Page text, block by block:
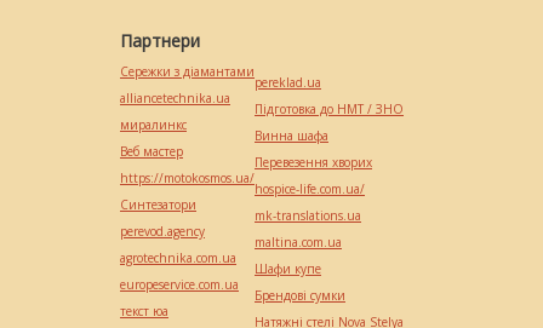
Партнери
Сережки з діамантами
alliancetechnika.ua
миралинкс
Веб мастер
https://motokosmos.ua/
Синтезатори
perevod.agency
agrotechnika.com.ua
europeservice.com.ua
текст юа
pereklad.ua
Підготовка до НМТ / ЗНО
Винна шафа
Перевезення хворих
hospice-life.com.ua/
mk-translations.ua
maltina.com.ua
Шафи купе
Брендові сумки
Натяжні стелі Nova Stelya